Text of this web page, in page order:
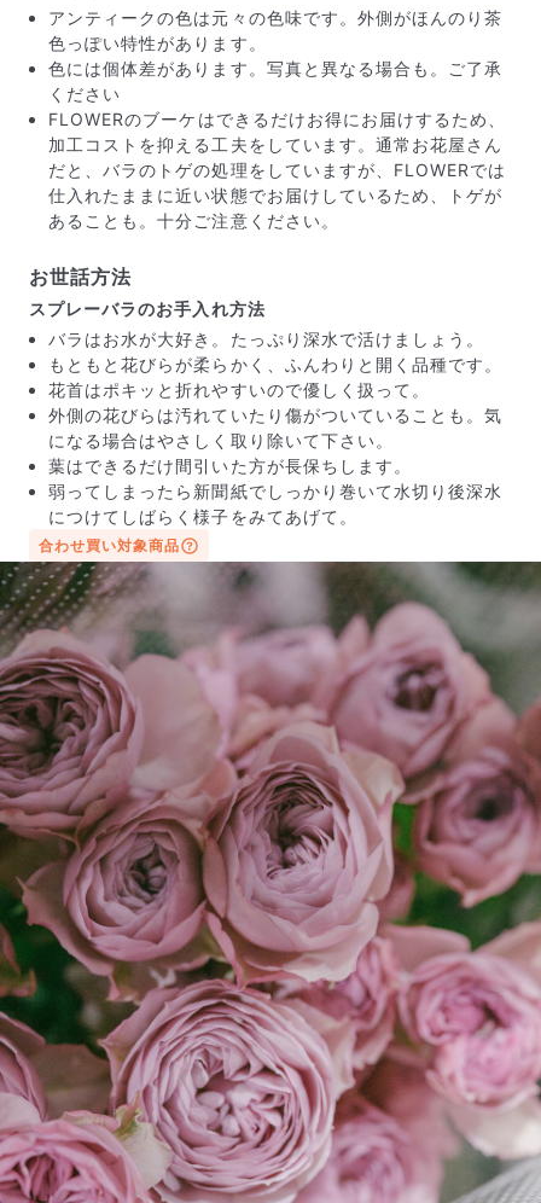
届いたお花に元気がなかったら？
もし届いたお花に「枯れている」「折れている」などの
不備があった場合は、些細なことでもお気軽にサポート
までご連絡ください。ご返金にて補償いたします。
写真と同じものが届く？
商品ページに掲載している写真は、実際にお届けする商
品を撮影したものです。お花は生き物なので、どうして
も色味やサイズ・咲き方に個体差はありますが、できる
だけ写真のイメージに近いものをお届けできるように人
の目でチェックをしています。
アンティークの色は元々の色味です。外側がほんのり茶
色っぽい特性があります。
色には個体差があります。写真と異なる場合も。ご了承
ください
FLOWERのブーケはできるだけお得にお届けするため、
加工コストを抑える工夫をしています。通常お花屋さん
だと、バラのトゲの処理をしていますが、FLOWERでは
仕入れたままに近い状態でお届けしているため、トゲが
あることも。十分ご注意ください。
お世話方法
スプレーバラのお手入れ方法
バラはお水が大好き。たっぷり深水で活けましょう。
もともと花びらが柔らかく、ふんわりと開く品種です。
花首はポキッと折れやすいので優しく扱って。
外側の花びらは汚れていたり傷がついていることも。気
になる場合はやさしく取り除いて下さい。
葉はできるだけ間引いた方が長保ちします。
弱ってしまったら新聞紙でしっかり巻いて水切り後深水
につけてしばらく様子をみてあげて。
合わせ買い対象商品